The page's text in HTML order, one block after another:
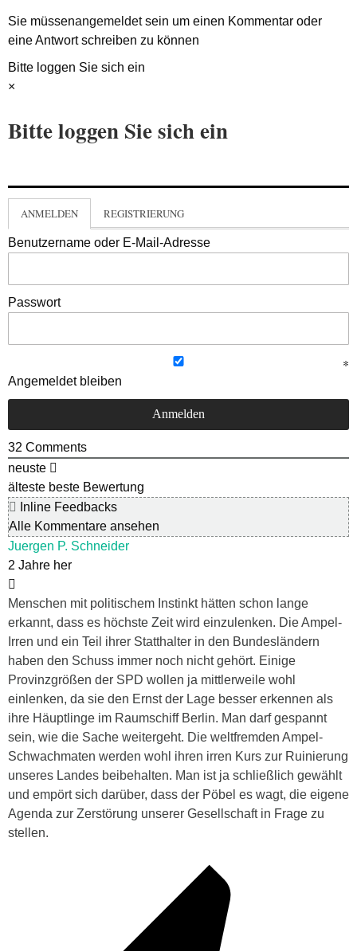
Sie müssenangemeldetsein um einen Kommentar oder
eine Antwort schreiben zu können
Bitte loggen Sie sich ein
×
Bitte loggen Sie sich ein
ANMELDEN REGISTRIERUNG
Benutzername oder E-Mail-Adresse
Passwort
Angemeldet bleiben
32 Comments
neuste
älteste beste Bewertung
Inline Feedbacks
Alle Kommentare ansehen
Juergen P. Schneider
2 Jahre her
Menschen mit politischem Instinkt hätten schon lange
erkannt, dass es höchste Zeit wird einzulenken. Die Ampel-
Irren und ein Teil ihrer Statthalter in den Bundesländern
haben den Schuss immer noch nicht gehört. Einige
Provinzgrößen der SPD wollen ja mittlerweile wohl
einlenken, da sie den Ernst der Lage besser erkennen als
ihre Häuptlinge im Raumschiff Berlin. Man darf gespannt
sein, wie die Sache weitergeht. Die weltfremden Ampel-
Schwachmaten werden wohl ihren irren Kurs zur Ruinierung
unseres Landes beibehalten. Man ist ja schließlich gewählt
und empört sich darüber, dass der Pöbel es wagt, die eigene
Agenda zur Zerstörung unserer Gesellschaft in Frage zu
stellen.